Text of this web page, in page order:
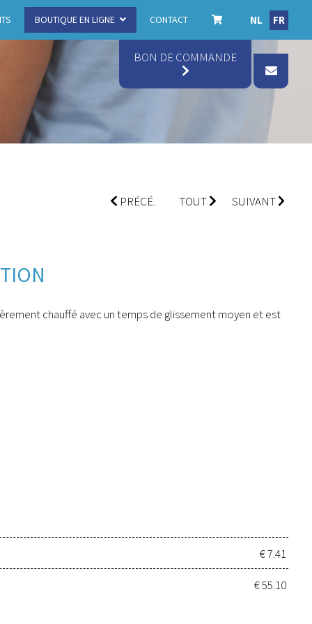
BOUTIQUE EN LIGNE CONTACT NL FR
BON DE COMMANDE
PRÉCÉ. TOUT SUIVANT
chauffé avec un temps de glissement moyen et est
€ 7.41
€ 55.10